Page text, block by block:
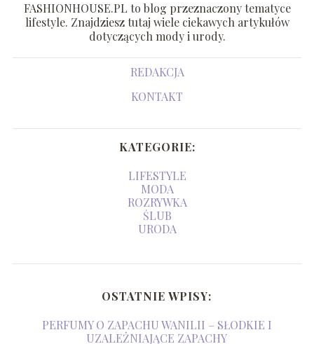
FASHIONHOUSE.PL to blog przeznaczony tematyce
lifestyle. Znajdziesz tutaj wiele ciekawych artykułów
dotyczących mody i urody.
REDAKCJA
KONTAKT
KATEGORIE:
LIFESTYLE
MODA
ROZRYWKA
ŚLUB
URODA
OSTATNIE WPISY:
PERFUMY O ZAPACHU WANILII – SŁODKIE I
UZALEŻNIAJĄCE ZAPACHY